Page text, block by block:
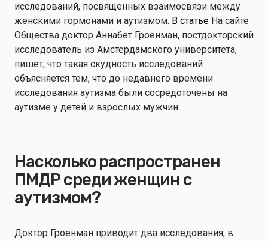
исследований, посвященных взаимосвязи между
женскими гормонами и аутизмом. В статье На сайте
Общества доктор Аннабет Гроенман, постдокторский
исследователь из Амстердамского университета,
пишет, что такая скудность исследований
объясняется тем, что до недавнего времени
исследования аутизма были сосредоточены на
аутизме у детей и взрослых мужчин.
Насколько распространен
ПМДР среди женщин с
аутизмом?
Доктор Гроенман приводит два исследования, в